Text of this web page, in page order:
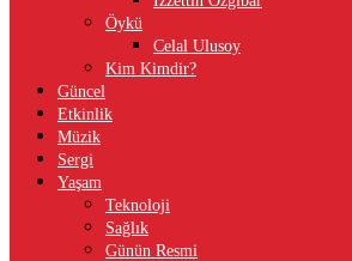
Öykü
Celal Ulusoy
Kim Kimdir?
Güncel
Etkinlik
Müzik
Sergi
Yaşam
Teknoloji
Sağlık
Günün Resmi